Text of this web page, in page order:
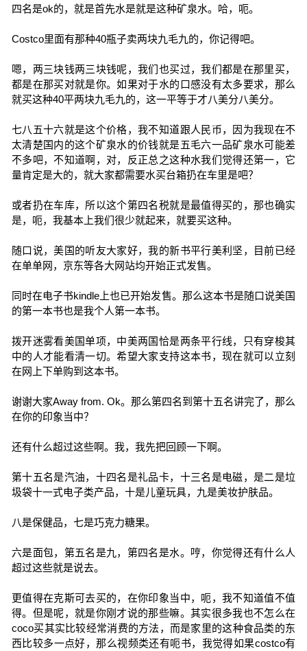
四名是ok的，就是首先水是就是这种矿泉水。哈，呃。
Costco里面有那种40瓶子卖两块九毛九的，你记得吧。
嗯，两三块钱两三块钱呢，我们也买过，我们都是在那里买，
都是在那买对就是你。如果对于水的口感没有太多要求，那么
就买这种40平两块九毛九的，这一平等于才八美分八美分。
七八五十六就是这个价格，我不知道跟人民币，因为我现在不
太清楚国内的这个矿泉水的价钱就是五毛六一品矿泉水可能差
不多吧，不知道啊，对，反正总之这种水我们觉得还第一，它
量肯定是大的，就大家都需要水买台箱扔在车里是吧？
或者扔在车库，所以这个第四名税就是最值得买的，那也确实
是，呃，我基本上我们很少就起来，就要买这种。
随口说，美国的听友大家好，我的新书平行美利坚，目前已经
在单单网，京东等各大网站均开始正式发售。
同时在电子书kindle上也已开始发售。那么这本书是随口说美国
的第一本书也是我个人第一本书。
拨开迷雾看美国单项，中美两国恰是两条平行线，只有穿梭其
中的人才能看清一切。希望大家支持这本书，现在就可以立刻
在网上下单购到这本书。
谢谢大家Away from. Ok。那么第四名到第十五名讲完了，那么
在你的印象当中？
还有什么超过这些啊。我，我先把回顾一下啊。
第十五名是汽油，十四名是礼品卡，十三名是电磁，是二是垃
圾袋十一式电子类产品，十是儿童玩具，九是美妆护肤品。
八是保健品，七是巧克力糖果。
六是面包，第五名是九，第四名是水。哼，你觉得还有什么人
超过这些就是说去。
更值得在克斯可去买的，在你印象当中，呃，我不知道值不值
得。但是呢，就是你刚才说的那些嘛。其实很多我也不怎么在
coco买其实比较经常消费的方法，而是家里的这种食品类的东
西比较多一点好，那么视频类还有呃书，我觉得如果costco有